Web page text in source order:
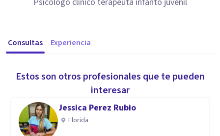
Consultas Experiencia
Estos son otros profesionales que te pueden
interesar
Jessica Perez Rubio
Florida